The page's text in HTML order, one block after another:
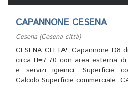
CAPANNONE CESENA
Cesena (Cesena città)
CESENA CITTA'. Capannone D8
circa H=7,70 con area esterna
e servizi igienici. Superficie
Calcolo Superficie commerciale: